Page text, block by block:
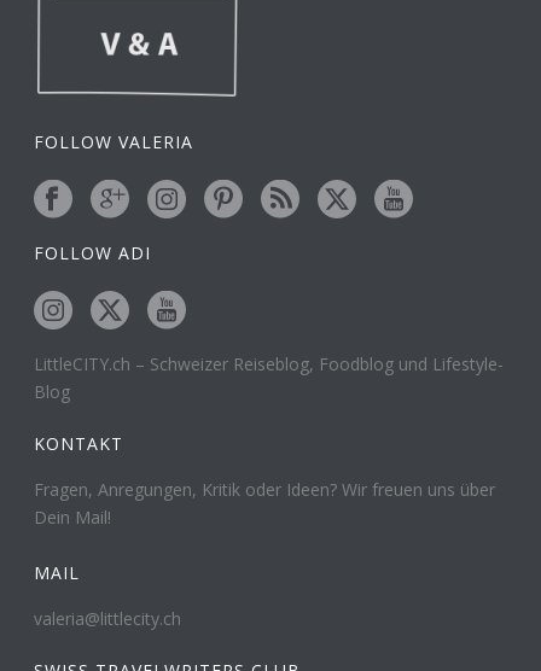
FOLLOW VALERIA
FOLLOW ADI
LittleCITY.ch – Schweizer Reiseblog, Foodblog und Lifestyle-
Blog
KONTAKT
Fragen, Anregungen, Kritik oder Ideen? Wir freuen uns über
Dein Mail!
MAIL
valeria@littlecity.ch